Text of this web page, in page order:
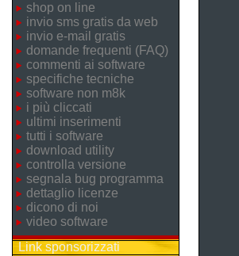
shop on line
invio sms gratis da web
invio e-mail gratis
domande frequenti (FAQ)
commenti ai software
specifiche tecniche
software non m8k
i più cliccati
ultimi inserimenti
tutti i software
download utility
controlla versione
segnala bug programma
dettaglio licenze
dicono di noi
video software
Link sponsorizzati